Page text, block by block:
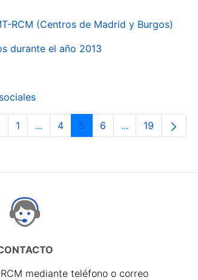
RCM (Centros de Madrid y Burgos)
durante el año 2013
Página
1 ...Páginas intermedias Use TAB
Página
4 Página
5 Página
6 ...PáginasPágina
19
mediante teléfono o correo